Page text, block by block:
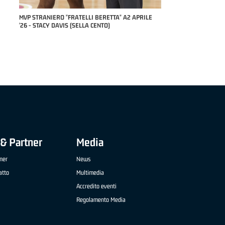
MVP "FRATELLI BERETTA" SAMUEL DILAS B
NAZIONALE APRILE '26 - MARCO RESTELLI (TAV
Partner Media
News
Multimedia
Accredito eventi
Regolamento Media